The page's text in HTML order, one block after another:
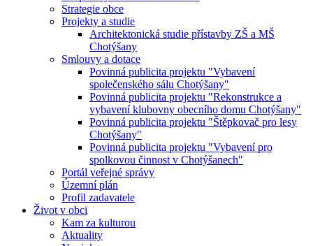
Strategie obce
Projekty a studie
Architektonická studie přístavby ZŠ a MŠ
Chotýšany
Smlouvy a dotace
Povinná publicita projektu "Vybavení
společenského sálu Chotýšany"
Povinná publicita projektu "Rekonstrukce a
vybavení klubovny obecního domu Chotýšany"
Povinná publicita projektu "Štěpkovač pro lesy
Chotýšany"
Povinná publicita projektu "Vybavení pro
spolkovou činnost v Chotýšanech"
Portál veřejné správy
Územní plán
Profil zadavatele
Život v obci
Kam za kulturou
Aktuality